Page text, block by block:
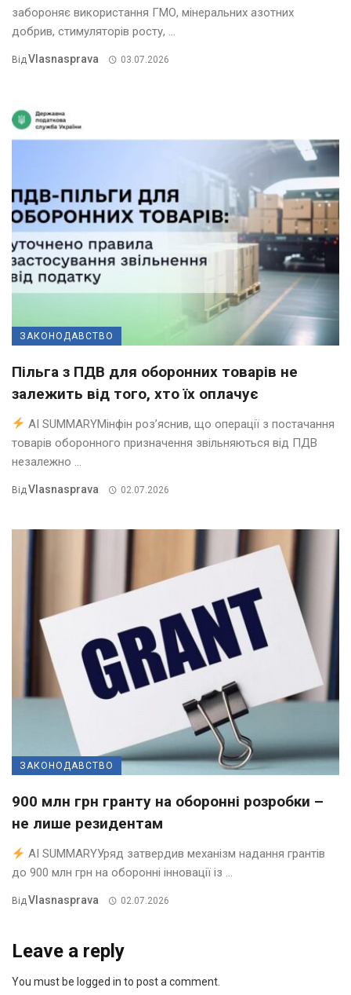
забороняє використання ГМО, мінеральних азотних
добрив, стимуляторів росту, ...
ВідVlasnasprava 03.07.2026
ЗАКОНОДАВСТВО
Пільга з ПДВ для оборонних товарів не
залежить від того, хто їх оплачує
AI SUMMARYМінфін роз’яснив, що операції з постачання
товарів оборонного призначення звільняються від ПДВ
незалежно ...
Від Vlasnasprava 02.07.2026
ЗАКОНОДАВСТВО
900 млн грн гранту на оборонні розробки –
не лише резидентам
AI SUMMARYУряд затвердив механізм надання грантів
до 900 млн грн на оборонні інновації із ...
ВідVlasnasprava 02.07.2026
Leave a reply
You must be logged in to post a comment.